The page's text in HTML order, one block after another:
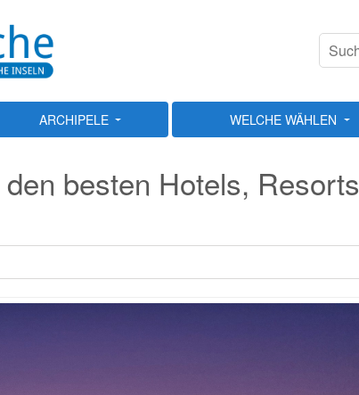
ARCHIPELE WELCHE WÄHLEN
besten Hotels, Resorts